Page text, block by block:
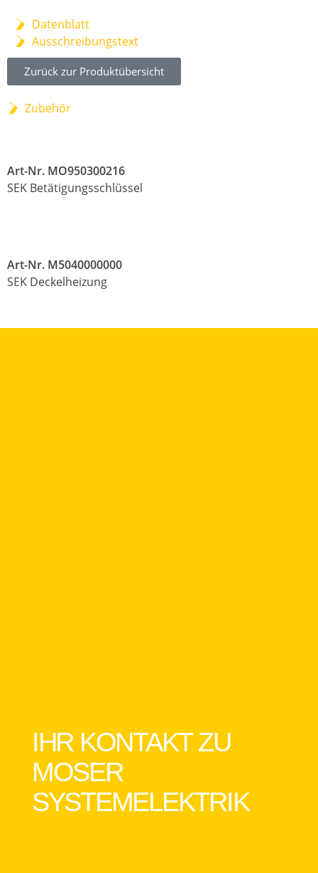
Datenblatt
Ausschreibungstext
Zurück zur Produktübersicht
Zubehör
Art-Nr. MO950300216
SEK Betätigungsschlüssel
Art-Nr. M5040000000
SEK Deckelheizung
IHR KONTAKT ZU
MOSER
SYSTEMELEKTRIK